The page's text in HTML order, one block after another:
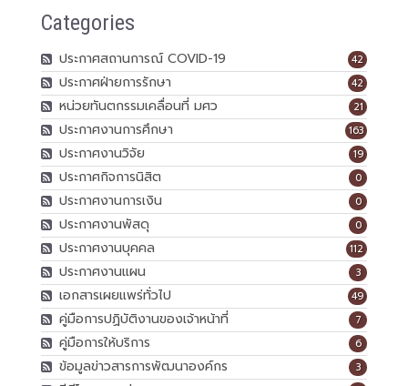
Categories
42
ประกาศสถานการณ์ COVID-19
42
ประกาศฝ่ายการรักษา
21
หน่วยทันตกรรมเคลื่อนที่ มศว
163
ประกาศงานการศึกษา
19
ประกาศงานวิจัย
0
ประกาศกิจการนิสิต
0
ประกาศงานการเงิน
0
ประกาศงานพัสดุ
112
ประกาศงานบุคคล
3
ประกาศงานแผน
49
เอกสารเผยแพร่ทั่วไป
7
คู่มือการปฏิบัติงานของเจ้าหน้าที่
6
คู่มือการให้บริการ
3
ข้อมูลข่าวสารการพัฒนาองค์กร